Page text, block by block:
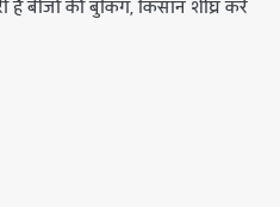
है बीजों की बुकिंग, किसान शीघ्र करें